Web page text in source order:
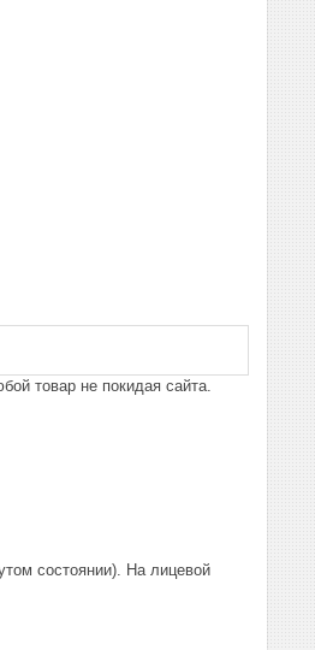
товар не покидая сайта.
состоянии). На лицевой